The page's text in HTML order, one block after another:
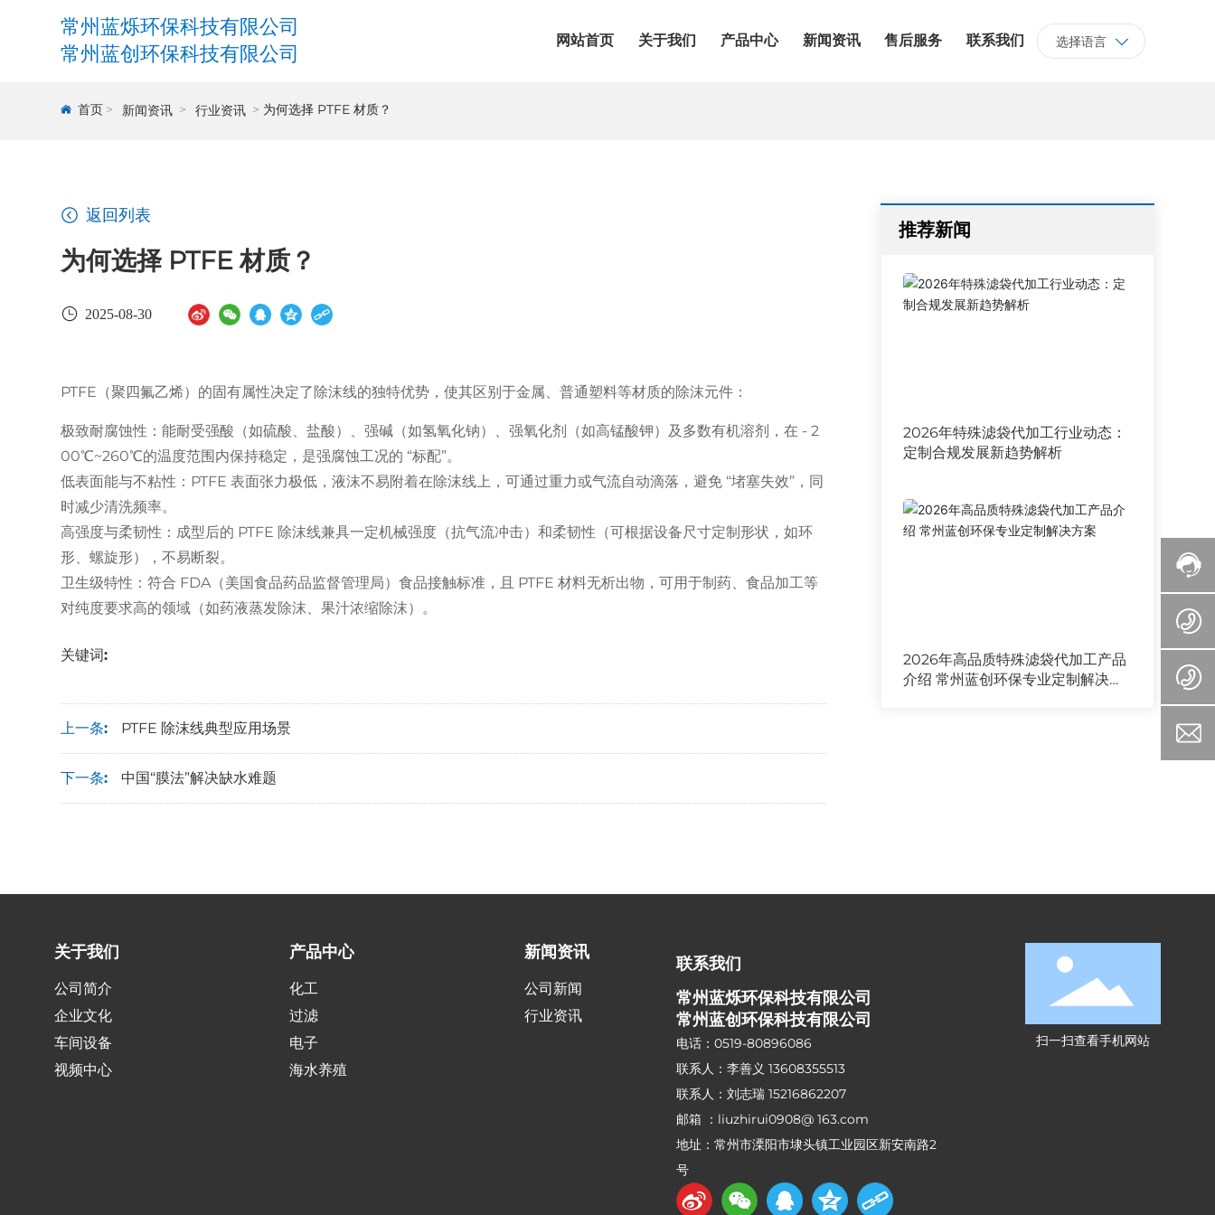
常州蓝烁环保科技有限公司
常州蓝创环保科技有限公司
网站首页 关于我们 产品中心 新闻资讯 售后服务 联系我们 选择语言
首页 新闻资讯 行业资讯 为何选择 PTFE 材质？
返回列表
为何选择 PTFE 材质？
2025-08-30
PTFE（聚四氟乙烯）的固有属性决定了除沫线的独特优势，使其区别于金属、普通塑料等材质的除沫元件：
极致耐腐蚀性：能耐受强酸（如硫酸、盐酸）、强碱（如氢氧化钠）、强氧化剂（如高锰酸钾）及多数有机溶剂，在 - 2
00℃~260℃的温度范围内保持稳定，是强腐蚀工况的 “标配”。
低表面能与不粘性：PTFE 表面张力极低，液沫不易附着在除沫线上，可通过重力或气流自动滴落，避免 “堵塞失效”，同
时减少清洗频率。
高强度与柔韧性：成型后的 PTFE 除沫线兼具一定机械强度（抗气流冲击）和柔韧性（可根据设备尺寸定制形状，如环
形、螺旋形），不易断裂。
卫生级特性：符合 FDA（美国食品药品监督管理局）食品接触标准，且 PTFE 材料无析出物，可用于制药、食品加工等
对纯度要求高的领域（如药液蒸发除沫、果汁浓缩除沫）。
关键词:
上一条: PTFE 除沫线典型应用场景
下一条: 中国“膜法”解决缺水难题
推荐新闻
2026年特殊滤袋代加工行业动态：
定制合规发展新趋势解析
2026年高品质特殊滤袋代加工产品
介绍 常州蓝创环保专业定制解决方
关于我们
公司简介
企业文化
车间设备
视频中心
产品中心
化工
过滤
电子
海水养殖
新闻资讯
公司新闻
行业资讯
联系我们
常州蓝烁环保科技有限公司
常州蓝创环保科技有限公司
电话： 0519-80896086
联系人：李善义 13608355513
联系人：刘志瑞 15216862207
邮箱 ： liuzhirui0908@ 163.com
地址：常州市溧阳市埭头镇工业园区新安南路2
号
扫一扫查看手机网站